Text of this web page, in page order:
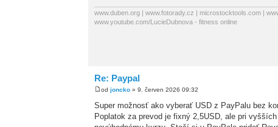
www.duben.org | www.fotorady.cz | microstocktools.com |
www.youtube.com/LucieDubnova - fitness online
Re: Paypal
od joncko » 9. červen 2026 09:32
Super možnosť ako vyberať USD z PayPalu bez
Poplatok za prevod je fixný 2,5USD, ale pri